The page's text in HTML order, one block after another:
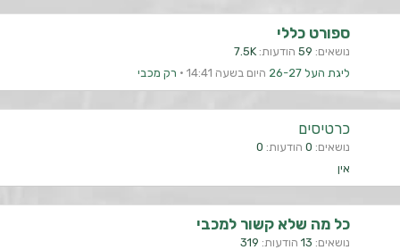
ספורט כללי
נושאים 59 הודעות 7.5K
ליגת העל 26-27
היום בשעה 14:41 רק מכבי
כרטיסים
נושאים 0 הודעות 0
אין
כל מה שלא קשור למכבי
נושאים 13 הודעות 319